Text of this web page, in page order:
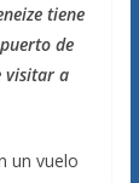
tiene
de
visitar a
un vuelo